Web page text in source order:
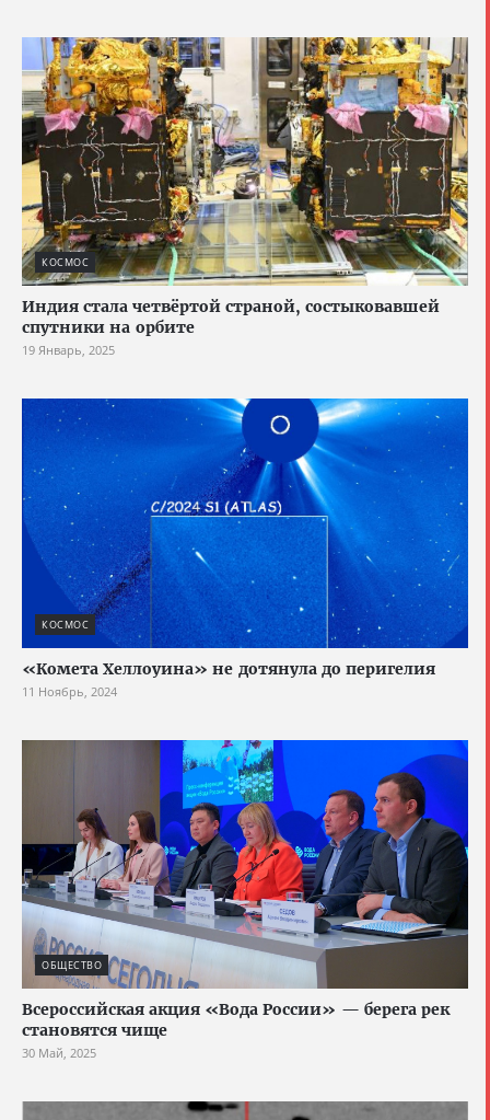
КОСМОС
Индия стала четвёртой страной, состыковавшей
спутники на орбите
19 Январь, 2025
КОСМОС
«Комета Хеллоуина» не дотянула до перигелия
11 Ноябрь, 2024
ОБЩЕСТВО
Всероссийская акция «Вода России» — берега рек
становятся чище
30 Май, 2025